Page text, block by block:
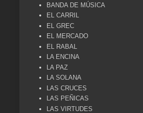
BANDA DE MÚSICA
EL CARRIL
EL GREC
EL MERCADO
EL RABAL
LA ENCINA
LA PAZ
LA SOLANA
LAS CRUCES
LAS PEÑICAS
LAS VIRTUDES